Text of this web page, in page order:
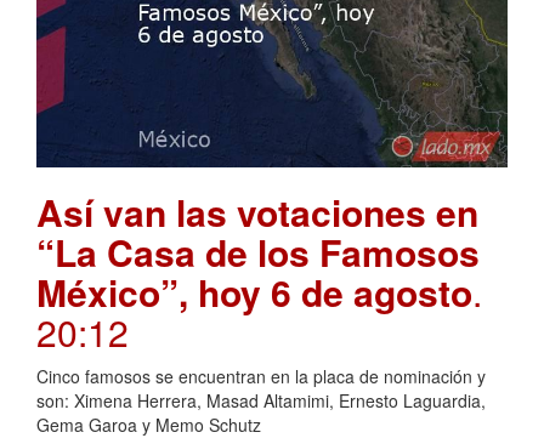
Así van las votaciones en
“La Casa de los Famosos
México”, hoy 6 de agosto.
20:12
Cinco famosos se encuentran en la placa de nominación y
son: Ximena Herrera, Masad Altamimi, Ernesto Laguardia,
Gema Garoa y Memo Schutz